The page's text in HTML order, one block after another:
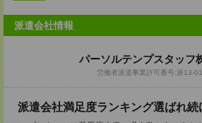
派遣会社情報
パーソルテンプスタッフ
労働者派遣事業許可番号:派13-
派遣会社満足度ランキング選ばれ続